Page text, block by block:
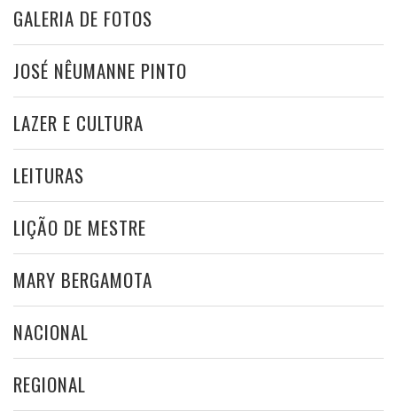
GALERIA DE FOTOS
JOSÉ NÊUMANNE PINTO
LAZER E CULTURA
LEITURAS
LIÇÃO DE MESTRE
MARY BERGAMOTA
NACIONAL
REGIONAL